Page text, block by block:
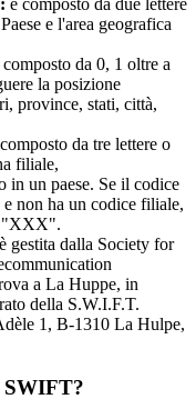
è composto da due lettere
e l'area geografica
composto da 0, 1 oltre a
la posizione
province, stati, città,
composto da tre lettere o
filiale,
in un paese. Se il codice
non ha un codice filiale,
"XXX".
gestita dalla Society for
a La Huppe, in
della S.W.I.F.T.
1, B-1310 La Hulpe,
SWIFT?